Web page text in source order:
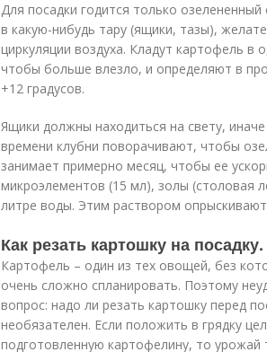
Для посадки годится только
в какую-нибудь тару (ящики, тазы),
циркуляции воздуха. Кладут картофель
чтобы больше влезло, и определяют в
+12 градусов.
Ящики должны находиться на свету,
времени клубни поворачивают, чтобы
занимает примерно месяц, чтобы ее
микроэлементов (15 мл), золы (столовая
литре воды. Этим раствором опрыскивают
Как резать картошку на
Картофель – один из тех овощей, без
очень сложно спланировать. Поэтому
вопрос: надо ли резать картошку перед
необязателен. Если положить в грядку
подготовленную картофелину, то